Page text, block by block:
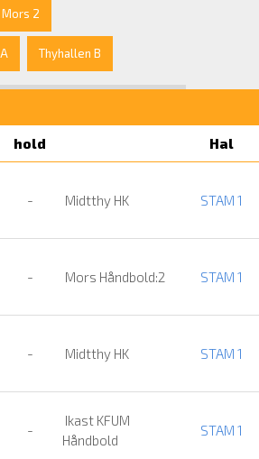
2
Thyhallen B
hold Hal
- Midtthy HK STAM 1
- Mors Håndbold:2 STAM 1
- Midtthy HK STAM 1
-
Ikast KFUM
Håndbold
STAM 1